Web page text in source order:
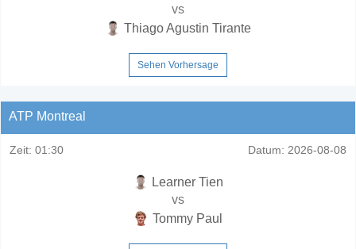
vs
Thiago Agustin Tirante
Sehen Vorhersage
ATP Montreal
Zeit: 01:30 Datum: 2026-08-08
Learner Tien
vs
Tommy Paul